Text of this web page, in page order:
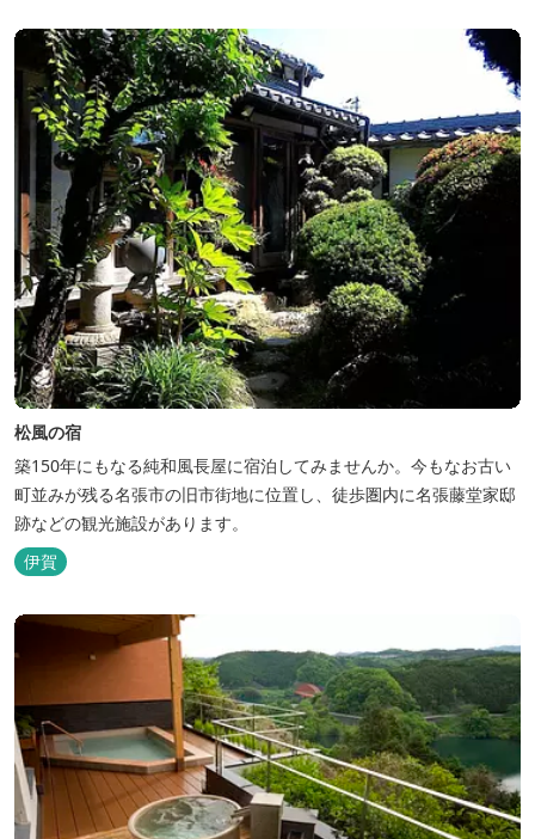
松風の宿
築150年にもなる純和風長屋に宿泊してみませんか。今もなお古い
町並みが残る名張市の旧市街地に位置し、徒歩圏内に名張藤堂家邸
跡などの観光施設があります。
伊賀